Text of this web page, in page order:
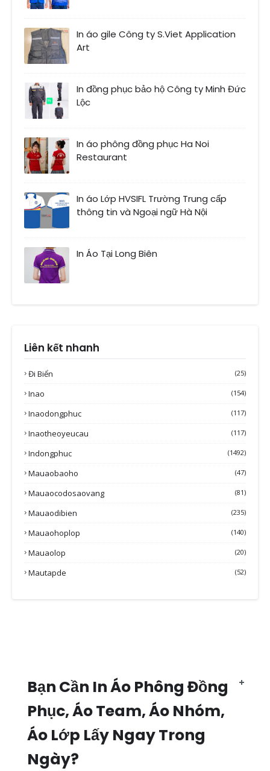
In áo gile Công ty S.Viet Application
Art
In đồng phục bảo hộ Công ty Minh Đức
Lộc
In áo phông đồng phục Ha Noi
Restaurant
In áo Lớp HVSIFL Trường Trung cấp
thông tin và Ngoại ngữ Hà Nội
In Áo Tại Long Biên
Liên kết nhanh
Đi Biển (25)
Inao (154)
Inaodongphuc (117)
Inaotheoyeucau (117)
Indongphuc (1492)
Mauaobaoho (47)
Mauaocodosaovang (81)
Mauaodibien (235)
Mauaohoplop (140)
Mauaolop (20)
Mautapde (52)
Bạn Cần In Áo Phông Đồng
Phục, Áo Team, Áo Nhóm,
Áo Lớp Lấy Ngay Trong
Ngày?